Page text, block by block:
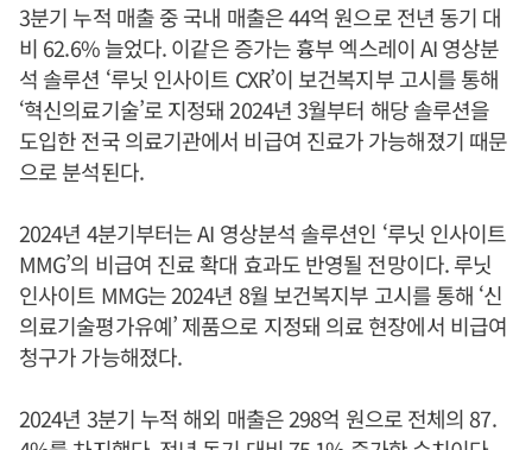
3분기 누적 매출 중 국내 매출은 44억 원으로 전년 동기 대
비 62.6% 늘었다. 이같은 증가는 흉부 엑스레이 AI 영상분
석 솔루션 ‘루닛 인사이트 CXR’이 보건복지부 고시를 통해
‘혁신의료기술’로 지정돼 2024년 3월부터 해당 솔루션을
도입한 전국 의료기관에서 비급여 진료가 가능해졌기 때문
으로 분석된다.
2024년 4분기부터는 AI 영상분석 솔루션인 ‘루닛 인사이트
MMG’의 비급여 진료 확대 효과도 반영될 전망이다. 루닛
인사이트 MMG는 2024년 8월 보건복지부 고시를 통해 ‘신
의료기술평가유예’ 제품으로 지정돼 의료 현장에서 비급여
청구가 가능해졌다.
2024년 3분기 누적 해외 매출은 298억 원으로 전체의 87.